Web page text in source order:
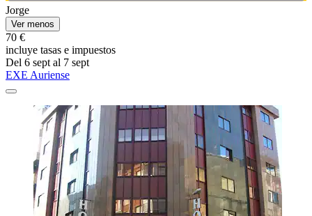
Jorge
Ver menos
70 €
incluye tasas e impuestos
Del 6 sept al 7 sept
EXE Auriense